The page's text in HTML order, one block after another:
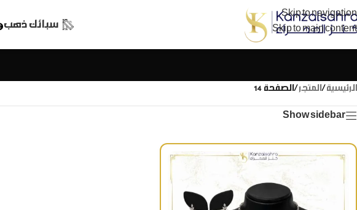
Skip to navigation
Skip to main content
سبائك ذهب
الرئيسية / المتجر / الصفحة 14
Show sidebar